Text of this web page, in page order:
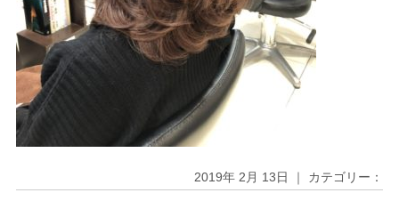
2019年 2月 13日 ｜ カテゴリー：